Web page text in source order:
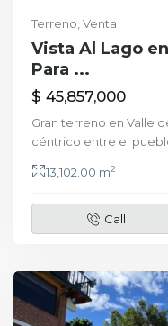
Terreno ,Venta
Vista Al Lago
Para ...
$ 45,857,000
Gran terreno en Valle
céntrico entre el
13,102.00 m2
Call